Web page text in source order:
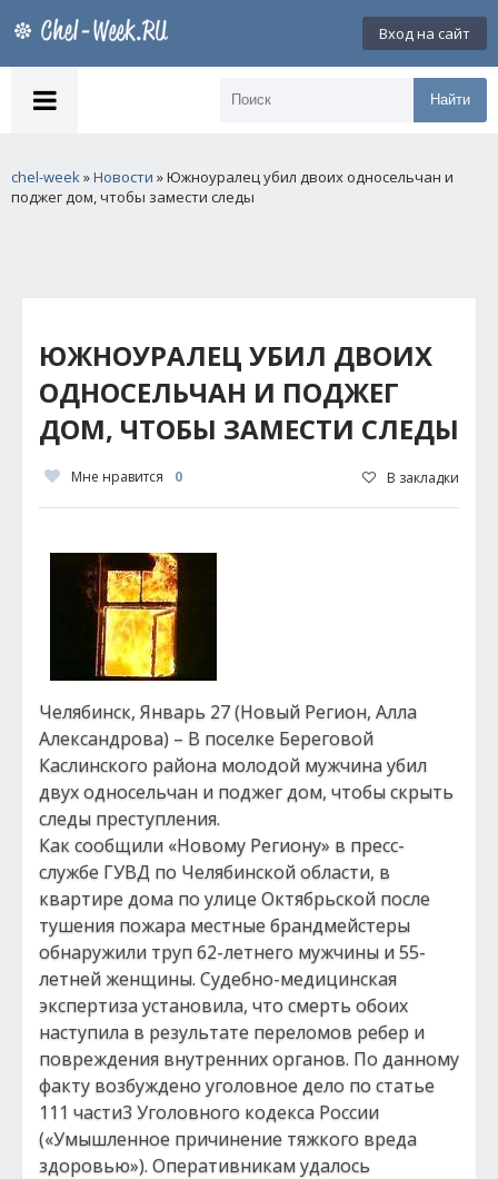
Вход на сайт
Найти
chel-week»Новости » Южноуралец убил двоих односельчан и
поджег дом, чтобы замести следы
ЮЖНОУРАЛЕЦ УБИЛ ДВОИХ
ОДНОСЕЛЬЧАН И ПОДЖЕГ
ДОМ, ЧТОБЫ ЗАМЕСТИ СЛЕДЫ
Мне нравится 0 В закладки
Челябинск, Январь 27 (Новый Регион, Алла
Александрова) – В поселке Береговой
Каслинского района молодой мужчина убил
двух односельчан и поджег дом, чтобы скрыть
следы преступления.
Как сообщили «Новому Региону» в пресс-
службе ГУВД по Челябинской области, в
квартире дома по улице Октябрьской после
тушения пожара местные брандмейстеры
обнаружили труп 62-летнего мужчины и 55-
летней женщины. Судебно-медицинская
экспертиза установила, что смерть обоих
наступила в результате переломов ребер и
повреждения внутренних органов. По данному
факту возбуждено уголовное дело по статье
111 части3 Уголовного кодекса России
(«Умышленное причинение тяжкого вреда
здоровью»). Оперативникам удалось